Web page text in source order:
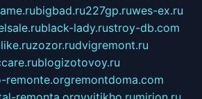
bigbad.ru227gp.ruwes-ex.ru
black-lady.rustroy-db.com
zozor.rudvigremont.ru
blogizotovoy.ru
remonte.orgremontdoma.com